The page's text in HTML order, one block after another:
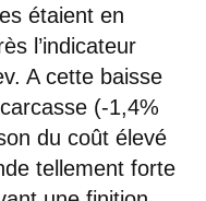
étaient en
l’indicateur
A cette baisse
(-1,4%
du coût élevé
tellement forte